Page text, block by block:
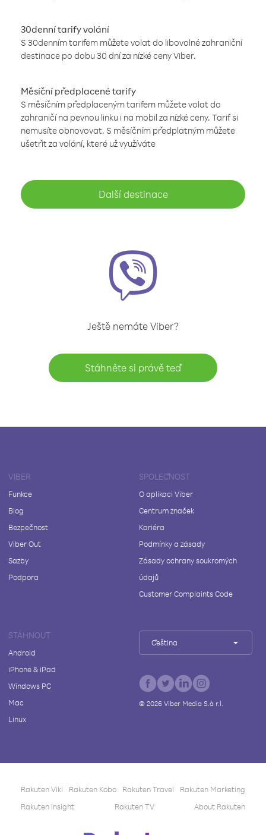
30denní tarify volání
S 30denním tarifem můžete volat do libovolné zahraniční
destinace po dobu 30 dní za nízké ceny Viber.
Měsíční předplacené tarify
S měsíčním předplaceným tarifem můžete volat do
zahraničí na pevnou linku i na mobil za nízké ceny. Tarif si
nemusíte obnovovat. S měsíčním předplatným můžete
ušetřit za volání, které už využíváte
Další destinace
Ještě nemáte Viber?
Stáhněte si právě teď
VIBER
Funkce
Blog
Bezpečnost
Viber Out
Sazby
Podpora
SPOLEČNOST
O aplikaci Viber
Centrum značek
Kariéra
Podmínky a zásady
Zásady ochrany soukromých
údajů
Customer Complaints Code
STÁHNOUT
Android
iPhone & iPad
Windows PC
Mac
Linux
Čeština
© 2026Viber Media S.à r.l.
Rakuten Viki Rakuten Kobo Rakuten Travel
Rakuten Marketing
Rakuten Insight
Rakuten TV About Rakuten